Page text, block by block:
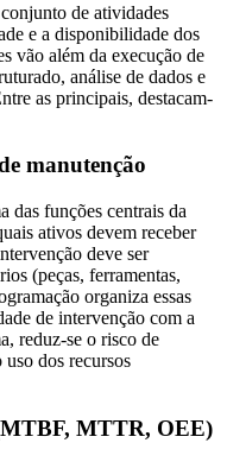
de atividades
e a disponibilidade dos
vão além da execução de
análise de dados e
as principais, destacam-
manutenção
das funções centrais da
ativos devem receber
deve ser
(peças, ferramentas,
organiza essas
de intervenção com a
reduz-se o risco de
uso dos recursos
MTTR, OEE)